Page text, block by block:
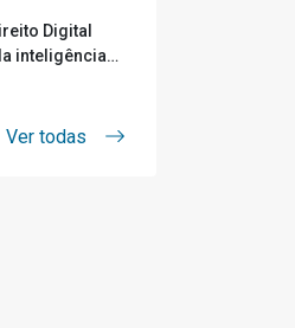
Digital
inteligência
Ver todas